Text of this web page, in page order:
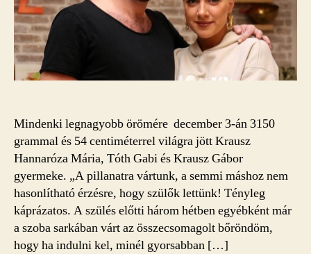
Mindenki legnagyobb örömére december 3-án 3150
grammal és 54 centiméterrel világra jött Krausz
Hannaróza Mária, Tóth Gabi és Krausz Gábor
gyermeke. „A pillanatra vártunk, a semmi máshoz nem
hasonlítható érzésre, hogy szülők lettünk! Tényleg
káprázatos. A szülés előtti három hétben egyébként már
a szoba sarkában várt az összecsomagolt bőröndöm,
hogy ha indulni kel, minél gyorsabban […]